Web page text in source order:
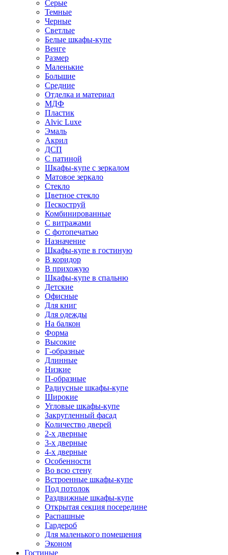
Серые
Темные
Черные
Светлые
Белые шкафы-купе
Венге
Размер
Маленькие
Большие
Средние
Отделка и материал
МДФ
Пластик
Alvic Luxe
Эмаль
Акрил
ДСП
С патиной
Шкафы-купе с зеркалом
Матовое зеркало
Стекло
Цветное стекло
Пескоструй
Комбинированные
С витражами
С фотопечатью
Назначение
Шкафы-купе в гостиную
В коридор
В прихожую
Шкафы-купе в спальню
Детские
Офисные
Для книг
Для одежды
На балкон
Форма
Высокие
Г-образные
Длинные
Низкие
П-образные
Радиусные шкафы-купе
Широкие
Угловые шкафы-купе
Закругленный фасад
Количество дверей
2-х дверные
3-х дверные
4-х дверные
Особенности
Во всю стену
Встроенные шкафы-купе
Под потолок
Раздвижные шкафы-купе
Открытая секция посередине
Распашные
Гардероб
Для маленького помещения
Эконом
Гостиные